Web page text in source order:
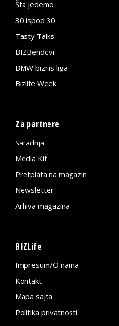
Šta jedemo
30 ispod 30
Tasty Talks
BIZBendovi
BMW biznis liga
Bizlife Week
Za partnere
Saradnja
Media Kit
Pretplata na magazin
Newsletter
Arhiva magazina
BIZLife
Impresum/O nama
Kontakt
Mapa sajta
Politika privatnosti